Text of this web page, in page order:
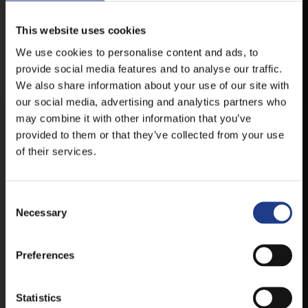
This website uses cookies
We use cookies to personalise content and ads, to
provide social media features and to analyse our traffic.
We also share information about your use of our site with
our social media, advertising and analytics partners who
may combine it with other information that you’ve
provided to them or that they’ve collected from your use
of their services.
Necessary
Preferences
Statistics
ELSŐ KÉZBŐL ÉRTESÜLHESSEN
LEGFRISSEBB HÍREINKRŐL,
FELLÉPŐKRŐL, ESŐ ESETÉN
HELYSZÍNVÁLTOZÁSRÓL.
ELÉRHETŐ ANDROID ÉS IOS RENDSZEREKRE AZ
ISMERT HELYEKEN, VAGY IDE KATTINTVA :